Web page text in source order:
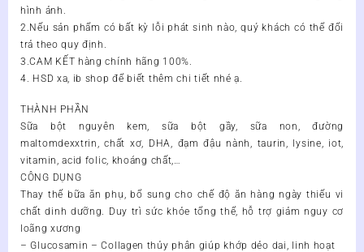
Xương
Khớp
số
lượng
hình ảnh.
2.Nếu sản phẩm có bất kỳ lỗi phát sinh nào, quý khách có thể đổi
trả theo quy định.
3.CAM KẾT hàng chính hãng 100%.
4. HSD xa, ib shop để biết thêm chi tiết nhé ạ.
THÀNH PHẦN
Sữa bột nguyên kem, sữa bột gầy, sữa non, đường
maltomdexxtrin, chất xơ, DHA, đạm đậu nành, taurin, lysine, iot,
vitamin, acid folic, khoáng chất,…
CÔNG DỤNG
Thay thế bữa ăn phụ, bổ sung cho chế độ ăn hàng ngày thiếu vi
chất dinh dưỡng. Duy trì sức khỏe tổng thể, hỗ trợ giảm nguy cơ
loãng xương
– Glucosamin – Collagen thủy phân giúp khớp dẻo dai, linh hoạt